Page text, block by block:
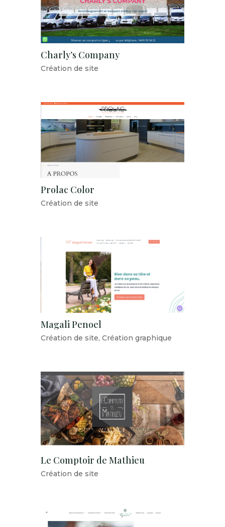
Charly’s Company
Création de site
Prolac Color
Création de site
Magali Penoel
Création de site, Création graphique
Le Comptoir de Mathieu
Création de site